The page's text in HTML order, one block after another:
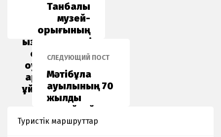
Танбалы
музей-
қорығының
қызметкерлері
орта мектеп
оқушыларына
арнайы дәріс
ұйымдастырды
СЛЕДУЮЩИЙ ПОСТ
Мәтібұлақ
ауылының 70
жылдық
мерейтойы
қарсаңында
Туристік маршруттар